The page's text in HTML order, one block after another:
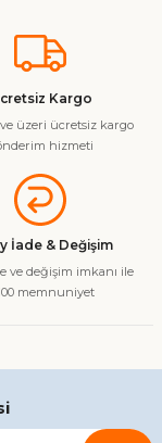
Kargo
ve üzeri ücretsiz kargo
hizmeti
İade & Değişim
ve değişim imkanı ile
memnuniyet